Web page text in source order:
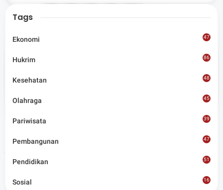
Artikel Terkait
Tags
Ekonomi 47
Hukrim 86
Kesehatan 48
Olahraga 45
Pariwisata 39
Pembangunan 47
Pendidikan 51
Sosial
16